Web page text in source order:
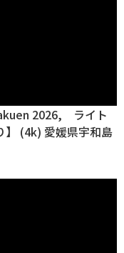
2026, ライト
】 (4k) 愛媛県宇和島